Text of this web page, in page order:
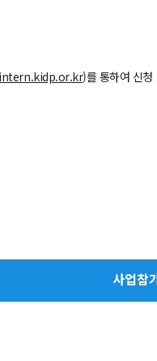
intern.kidp.or.kr)를 통하여 신청
사업참